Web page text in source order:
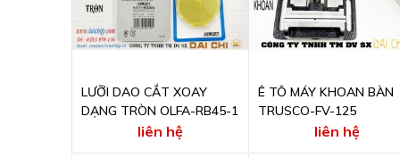
LƯỠI DAO CẮT XOAY
DẠNG TRÒN OLFA-RB45-1
liên hệ
Ê TÔ MÁY KHOAN BÀN
TRUSCO-FV-125
liên hệ